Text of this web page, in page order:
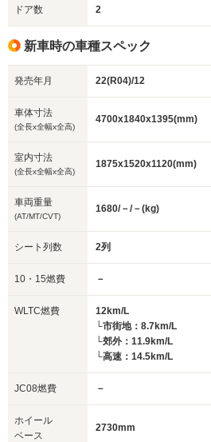
ドア数 2
新車時の車種スペック
発売年月 22(R04)/12
車体寸法
(全長x全幅x全高)
4700x1840x1395(mm)
室内寸法
(全長x全幅x全高)
1875x1520x1120(mm)
車両重量
(AT/MT/CVT)
1680/－/－(kg)
シート列数 2列
10・15燃費 －
WLTC燃費
12km/L
└市街地：8.7km/L
└郊外：11.9km/L
└高速：14.5km/L
JC08燃費 －
ホイール
ベース
2730mm